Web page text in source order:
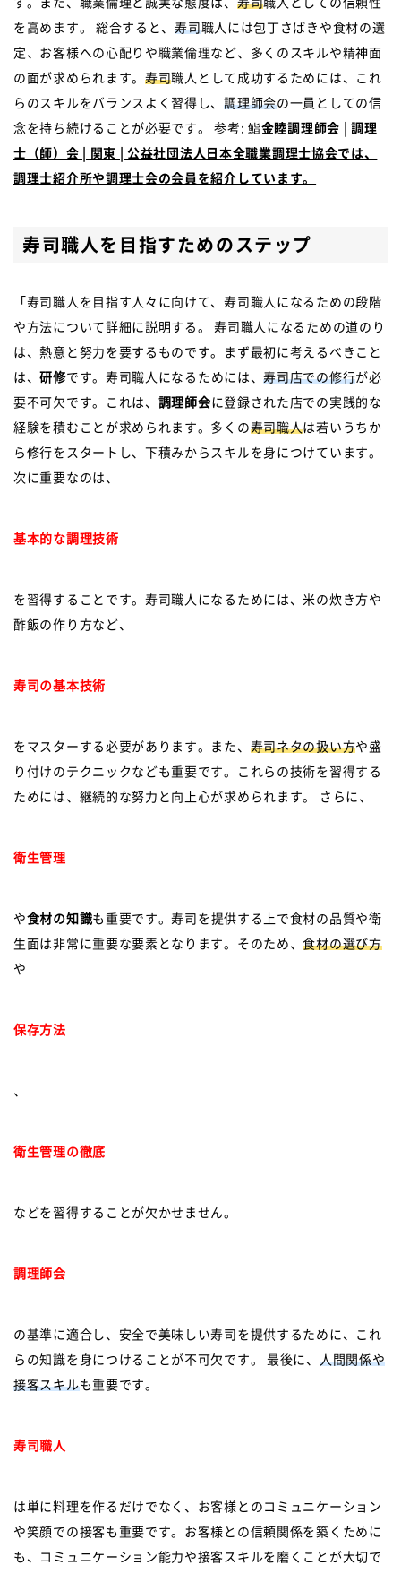
を高めます。 総合すると、寿司職人には包丁さばきや食材の選
定、お客様への心配りや職業倫理など、多くのスキルや精神面
の面が求められます。 寿司職人として成功するためには、これ
らのスキルをバランスよく習得し、調理師会の一員としての信
念を持ち続けることが必要です。 参考: 鮨金睦調理師会 | 調理
士（師）会 | 関東 | 公益社団法人日本全職業調理士協会では、
調理士紹介所や調理士会の会員を紹介しています。
寿司職人を目指すためのステップ
「寿司職人を目指す人々に向けて、寿司職人になるための段階
や方法について詳細に説明する。 寿司職人になるための道のり
は、熱意と努力を要するものです。まず最初に考えるべきこと
は、研修です。寿司職人になるためには、寿司店での修行が必
要不可欠です。これは、 調理師会に登録された店での実践的な
経験を積むことが求められます。多くの寿司職人は若いうちか
ら修行をスタートし、下積みからスキルを身につけています。
次に重要なのは、
基本的な調理技術
を習得することです。寿司職人になるためには、米の炊き方や
酢飯の作り方など、
寿司の基本技術
をマスターする必要があります。また、 寿司ネタの扱い方や盛
り付けのテクニックなども重要です。これらの技術を習得する
ためには、継続的な努力と向上心が求められます。 さらに、
衛生管理
や食材の知識も重要です。寿司を提供する上で食材の品質や衛
生面は非常に重要な要素となります。そのため、食材の選び方
や
保存方法
、
衛生管理の徹底
などを習得することが欠かせません。
調理師会
の基準に適合し、安全で美味しい寿司を提供するために、これ
らの知識を身につけることが不可欠です。 最後に、 人間関係や
接客スキルも重要です。
寿司職人
は単に料理を作るだけでなく、お客様とのコミュニケーション
や笑顔での接客も重要です。お客様との信頼関係を築くために
も、コミュニケーション能力や接客スキルを磨くことが大切で